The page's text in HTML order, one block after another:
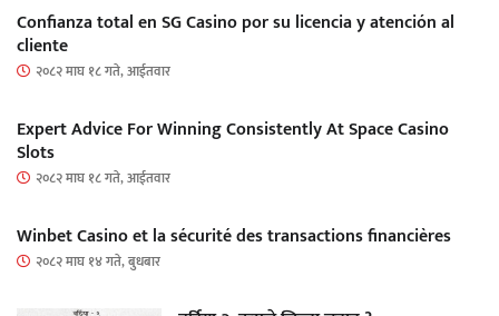
Confianza total en SG Casino por su licencia y atención al
cliente
२०८२ माघ १८ गते, आईतवार
Expert Advice For Winning Consistently At Space Casino
Slots
२०८२ माघ १८ गते, आईतवार
Winbet Casino et la sécurité des transactions financières
२०८२ माघ १४ गते, बुधबार